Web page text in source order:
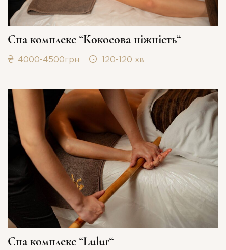
Спа комплекс “Кокосова ніжність“
4000-4500грн 120-120 хв
Спа комплекс “Lulur“